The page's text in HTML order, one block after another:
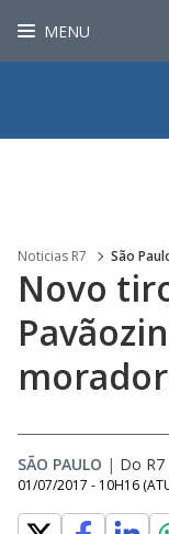
MENU
Noticias R7 São
Novo
SÃO PAULO | Do R7
01/07/2017 - 10H16